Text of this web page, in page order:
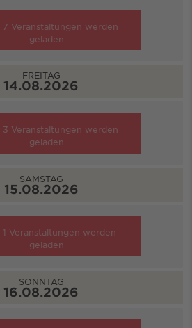
7 Veranstaltungen werden
geladen
FREITAG
14.08.2026
3 Veranstaltungen werden
geladen
SAMSTAG
15.08.2026
1 Veranstaltungen werden
geladen
SONNTAG
16.08.2026